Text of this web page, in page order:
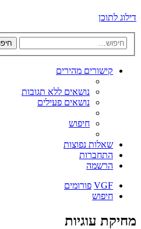
דילוג לתוכן
קישורים מהירים
נושאים ללא תגובות
נושאים פעילים
חיפוש
שאלות נפוצות
התחברות
הרשמה
VGF פורומים
חיפוש
מחיקת עוגיות